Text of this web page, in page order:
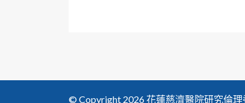
© Copyright 2026 花蓮慈濟醫院研究倫理